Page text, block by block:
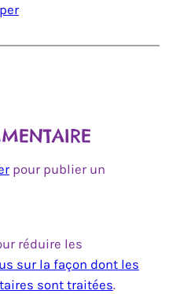
pour publier un
réduire les
sur la façon dont les
sont traitées.